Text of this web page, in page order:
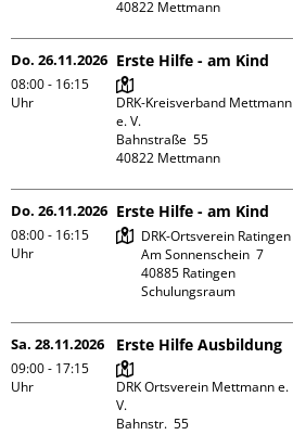
Do. 26.11.2026
08:00 - 16:15
Uhr
Erste Hilfe - am Kind
DRK-Kreisverband Mettmann
e. V.
Bahnstraße  55
Do. 26.11.2026
08:00 - 16:15
Uhr
Erste Hilfe - am Kind
DRK-Ortsverein Ratingen
Am Sonnenschein  7
40885 Ratingen
Schulungsraum
Sa. 28.11.2026
09:00 - 17:15
Uhr
Erste Hilfe Ausbildung
DRK Ortsverein Mettmann e.
V.
Bahnstr.  55